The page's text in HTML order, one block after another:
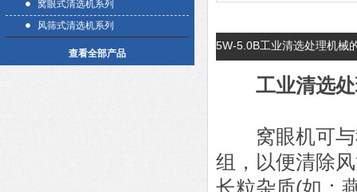
窝眼式清选机系列
风筛式清选机系列
查看全部产品
5W-5.0B工业清选处理机械
工业清选
窝眼机可与
组，以便清除
长粒杂质(如：